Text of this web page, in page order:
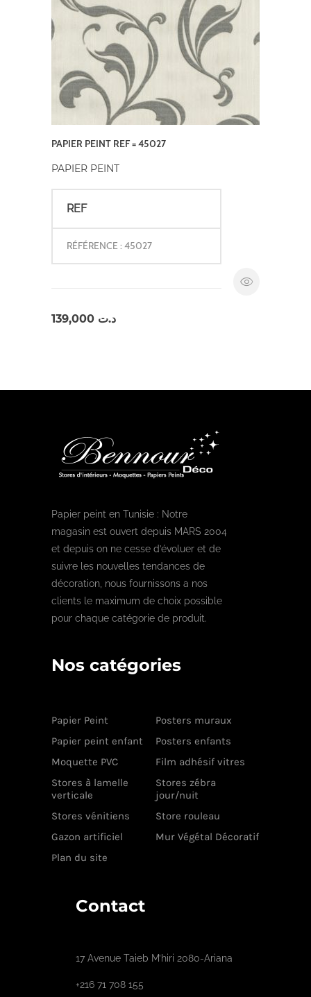
PAPIER PEINT REF = 45027
PAPIER PEINT
REF
RÉFÉRENCE : 45027
د.ت
Papier peint en Tunisie : Notre
magasin est ouvert depuis MARS 2004
et depuis on ne cesse d’évoluer et de
suivre les nouvelles tendances de
décoration, nous fournissons a nos
clients le maximum de choix possible
pour chaque catégorie de produit.
Nos catégories
Papier Peint
Posters muraux
Papier peint enfant
Posters enfants
Moquette PVC
Film adhésif vitres
Stores à lamelle
verticale
Stores zébra
jour/nuit
Stores vénitiens
Store rouleau
Gazon artificiel
Mur Végétal Décoratif
Plan du site
Contact
17 Avenue Taieb M’hiri 2080-Ariana
+216 71 708 155